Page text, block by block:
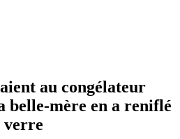
au congélateur
belle-mère en a reniflé
verre